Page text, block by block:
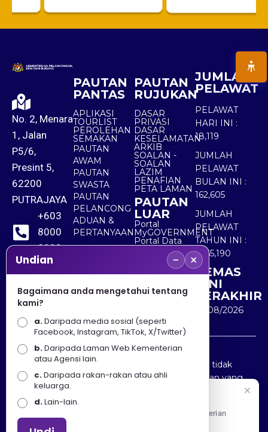
No. 2, Menara
1, Jalan
P5/6,
Presint 5,
62200
PUTRAJAYA
+603
8000
8000
+603
8891
7100
PAUTAN
PANTAS
APLIKASI
TOURLIST
PEROLEHAN
SEMAKAN
PAUTAN
AWAM
PAUTAN
SWASTA
PAUTAN
PELANCONG
ADUAN &
PERTANYAAN
PAUTAN
RUJUKAN
DASAR
PRIVASI
DASAR
KESELAMATAN
ARKIB
SOALAN -
SOALAN
LAZIM
PENAFIAN
PETA LAMAN
PAUTAN
LUAR
Portal
MyGOVERNMENT
Portal Data
Terbuka
Sektor Awam
JUMLAH
PELAWAT
PELAWAT
HARI INI :
18,119
JUMLAH
PELAWAT
BULAN INI :
162,605
JUMLAH
PELAWAT
TAHUN INI :
5,565,190
KEMAS
KINI
TERAKHIR
10/08/2026
Penafian : Kerajaan Malaysia dan Kementerian
Pelancongan Seni dan Budaya (MOTAC) adalah tidak
bertanggungjawab atas kehilangan atau kerugian yang
disebabkan oleh penggunaan mana-mana maklumat
yang diperolehi dari portal ini.
Undian − ×
Bagaimana anda mengetahui tentang
kami?
a.Daripada media sosial (seperti
Facebook, Instagram, TikTok, X/Twitter)
b.Daripada Laman Web Kementerian
atau Agensi lain.
c.Daripada rakan-rakan atau ahli
keluarga.
d.Lain-lain.
Apa Khabar! Selamat datang ke Portal Rasmi Kementerian
Pelancongan, Seni dan Budaya